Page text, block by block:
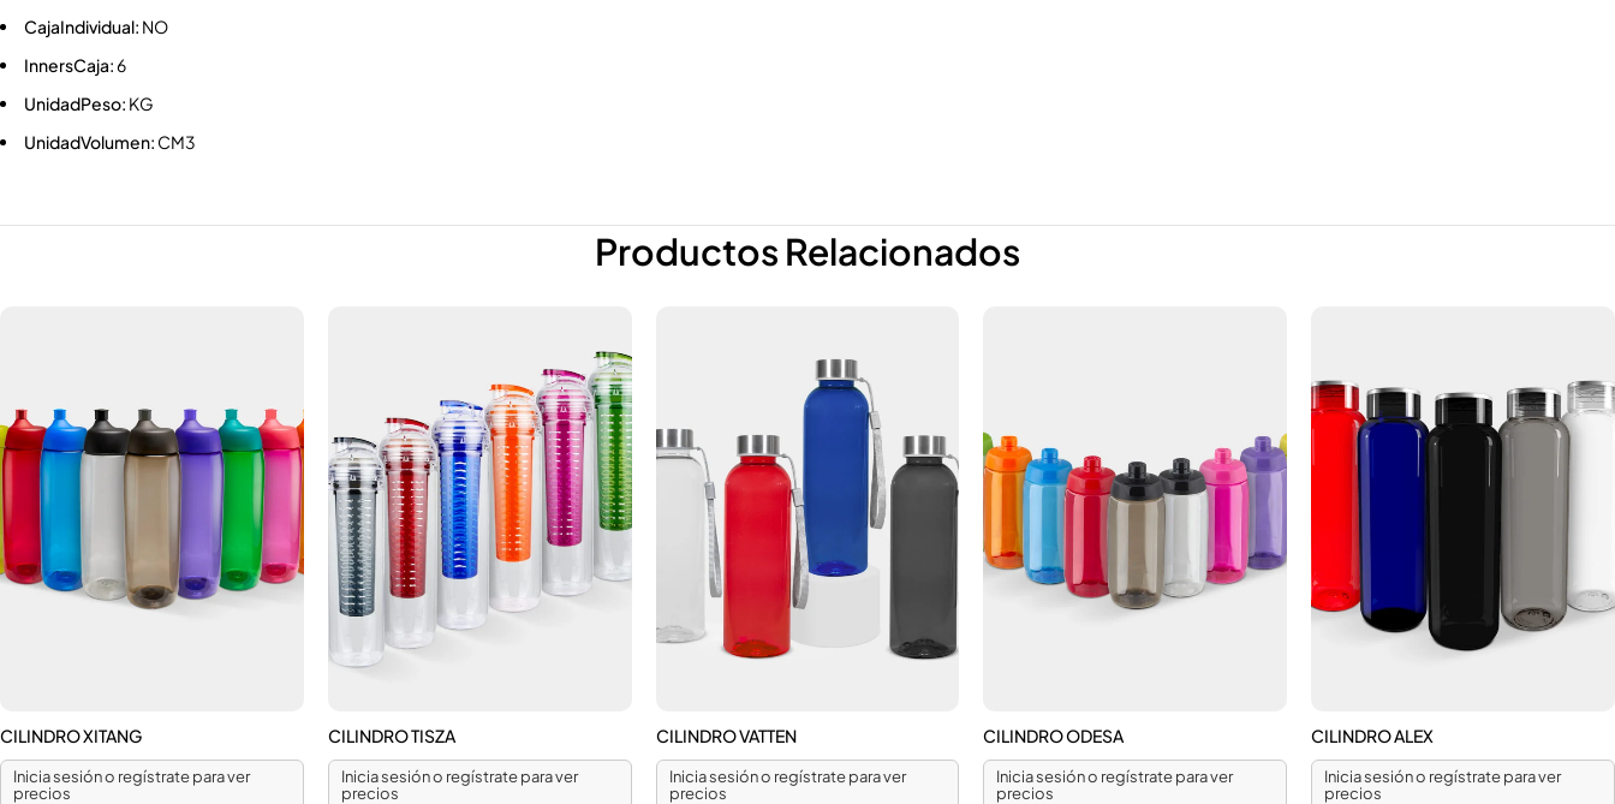
CajaIndividual: NO
InnersCaja:6
UnidadPeso: KG
UnidadVolumen: CM3
Productos Relacionados
CILINDRO XITANG
Inicia sesión o regístrate para ver
precios
CILINDRO TISZA
Inicia sesión o regístrate para ver
precios
CILINDRO VATTEN
Inicia sesión o regístrate para ver
precios
CILINDRO ODESA
Inicia sesión o regístrate para ver
precios
CILINDRO ALEX
Inicia sesión o regístrate para ver
precios